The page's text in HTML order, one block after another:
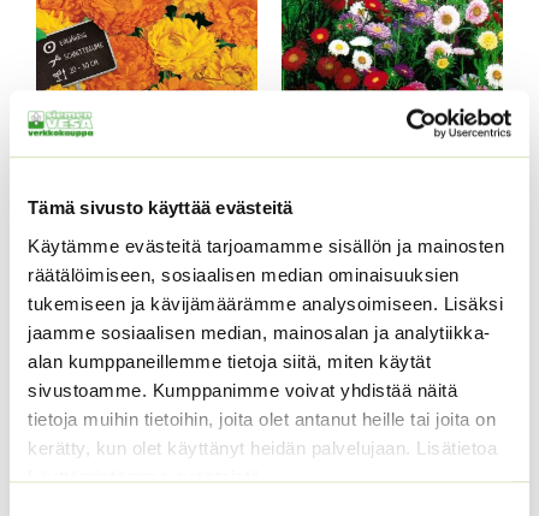
Tämä sivusto käyttää evästeitä
Käytämme evästeitä tarjoamamme sisällön ja mainosten
räätälöimiseen, sosiaalisen median ominaisuuksien
tukemiseen ja kävijämäärämme analysoimiseen. Lisäksi
jaamme sosiaalisen median, mainosalan ja analytiikka-
alan kumppaneillemme tietoja siitä, miten käytät
sivustoamme. Kumppanimme voivat yhdistää näitä
tietoja muihin tietoihin, joita olet antanut heille tai joita on
kerätty, kun olet käyttänyt heidän palvelujaan. Lisätietoa
käyttämistämme evästeistä
Tarhakehäkukka Bon
3,90
Kiinanasteri Fan